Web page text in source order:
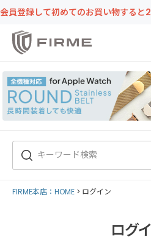
して初めてのお買い物すると200ポ
FIRME本店：HOME ログイン
ログ